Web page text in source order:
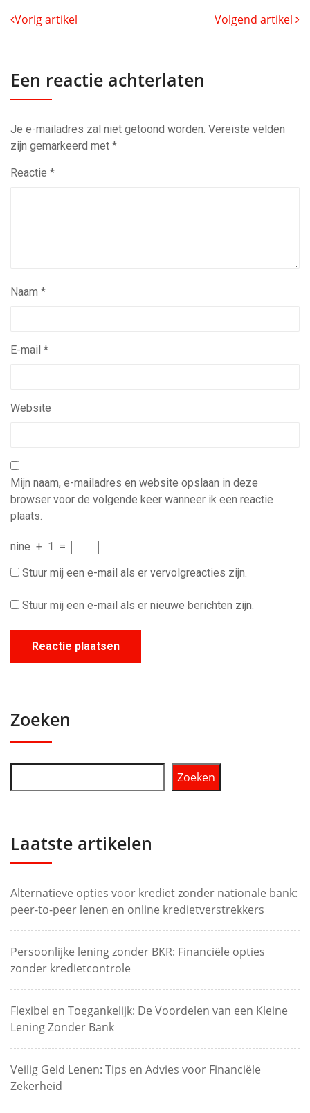
Vorig artikel Volgend artikel
Een reactie achterlaten
Je e-mailadres zal niet getoond worden. Vereiste velden
zijn gemarkeerd met *
Reactie *
Naam *
E-mail *
Website
Mijn naam, e-mailadres en website opslaan in deze
browser voor de volgende keer wanneer ik een reactie
plaats.
nine + 1
=
Stuur mij een e-mail als er vervolgreacties zijn.
Stuur mij een e-mail als er nieuwe berichten zijn.
Zoeken
Zoeken
Laatste artikelen
Alternatieve opties voor krediet zonder nationale bank:
peer-to-peer lenen en online kredietverstrekkers
Persoonlijke lening zonder BKR: Financiële opties
zonder kredietcontrole
Flexibel en Toegankelijk: De Voordelen van een Kleine
Lening Zonder Bank
Veilig Geld Lenen: Tips en Advies voor Financiële
Zekerheid